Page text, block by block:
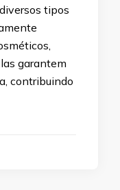
tipos
garantem
contribuindo